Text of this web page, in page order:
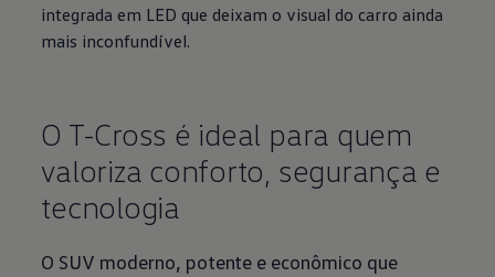
integrada em LED que deixam o visual do carro ainda
mais inconfundível.
O T-Cross é ideal para quem
valoriza conforto, segurança e
tecnologia
O SUV moderno, potente e econômico que